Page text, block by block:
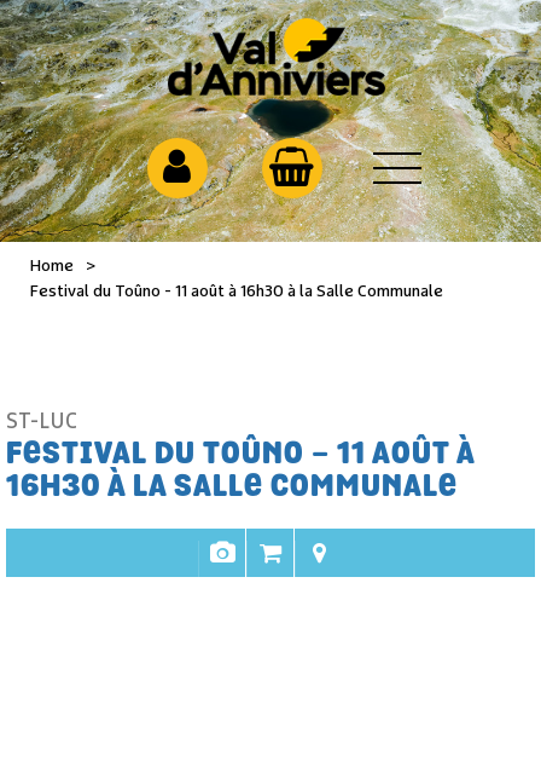
Home
>
Festival du Toûno - 11 août à 16h30 à la Salle Communale
FESTIVAL DU TOÛNO - 11 AOÛT À
16H30 À LA SALLE COMMUNALE
ST-LUC